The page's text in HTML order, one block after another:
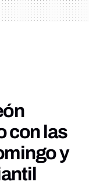
con las
y